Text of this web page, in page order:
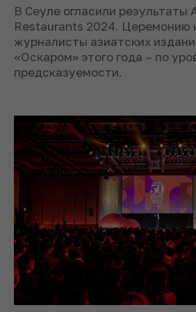
В Сеуле огласили результаты
Restaurants 2024. Церемонию
журналисты азиатских
«Оскаром» этого года – по
предсказуемости.